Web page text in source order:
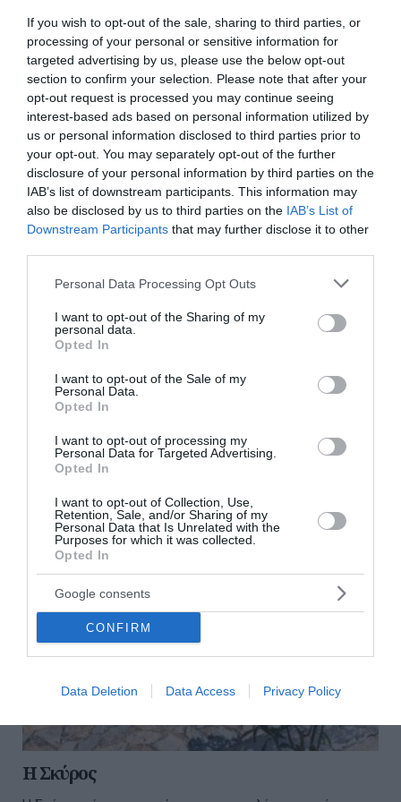
If you wish to opt-out of the sale, sharing to third parties, or
processing of your personal or sensitive information for
targeted advertising by us, please use the below opt-out
section to confirm your selection. Please note that after your
opt-out request is processed you may continue seeing
interest-based ads based on personal information utilized by
us or personal information disclosed to third parties prior to
your opt-out. You may separately opt-out of the further
disclosure of your personal information by third parties on the
IAB’s list of downstream participants. This information may
also be disclosed by us to third parties on the IAB’s List of
Downstream Participants that may further disclose it to other
Please note that this website/app uses one or more Google
not limited to your visit or usage behaviour. You may click to
grant or deny consent to Google and its third-party tags to
use your data for below specified purposes in below Google
consent section.
Personal Data Processing Opt Outs
I want to opt-out of the Sharing of my
personal data.
Opted In
I want to opt-out of the Sale of my
Personal Data.
Opted In
I want to opt-out of processing my
Personal Data for Targeted Advertising.
Opted In
I want to opt-out of Collection, Use,
Retention, Sale, and/or Sharing of my
Personal Data that Is Unrelated with the
Purposes for which it was collected.
Opted In
Google consents
CONFIRM
Data Deletion Data Access Privacy Policy
26 Ιουλίου 2026
H Σκιάθος
Η Σκιάθος ανήκει στο νησιωτικό σύμπλεγμα των
Σποράδων και έχει πληθυσμό 5.802 κατοίκους. Απέχει
μόλις 2,4 ναυτικά μίλια από τις ακτές του νοτίου Πηλίου
04 Αυγούστου 2026
Η Σκύρος